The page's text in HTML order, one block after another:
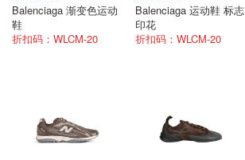
Balenciaga 渐变色运动
鞋
折扣码：WLCM-20
Balenciaga 运动鞋 标志
印花
折扣码：WLCM-20